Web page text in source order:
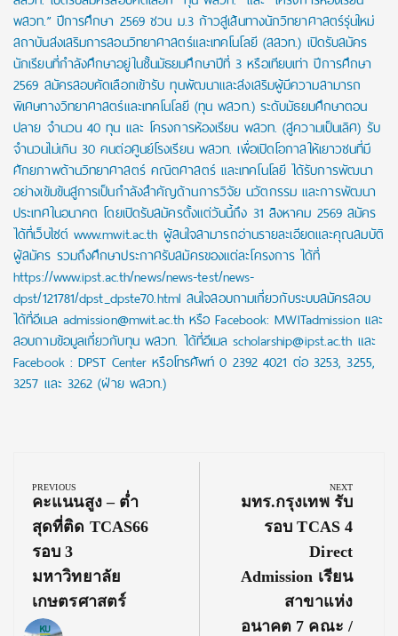
พสวท.” ปีการศึกษา 2569 ชวน ม.3 ก้าวสู่เส้นทางนักวิทยาศาสตร์รุ่นใหม่
สถาบันส่งเสริมการสอนวิทยาศาสตร์และเทคโนโลยี (สสวท.) เปิดรับสมัคร
นักเรียนที่กำลังศึกษาอยู่ในชั้นมัธยมศึกษาปีที่ 3 หรือเทียบเท่า ปีการศึกษา
2569 สมัครสอบคัดเลือกเข้ารับ ทุนพัฒนาและส่งเสริมผู้มีความสามารถ
พิเศษทางวิทยาศาสตร์และเทคโนโลยี (ทุน พสวท.) ระดับมัธยมศึกษาตอน
ปลาย จำนวน 40 ทุน และ โครงการห้องเรียน พสวท. (สู่ความเป็นเลิศ) รับ
จำนวนไม่เกิน 30 คนต่อศูนย์โรงเรียน พสวท. เพื่อเปิดโอกาสให้เยาวชนที่มี
ศักยภาพด้านวิทยาศาสตร์ คณิตศาสตร์ และเทคโนโลยี ได้รับการพัฒนา
อย่างเข้มข้นสู่การเป็นกำลังสำคัญด้านการวิจัย นวัตกรรม และการพัฒนา
ประเทศในอนาคต โดยเปิดรับสมัครตั้งแต่วันนี้ถึง 31 สิงหาคม 2569 สมัคร
ได้ที่เว็บไซต์ www.mwit.ac.th ผู้สนใจสามารถอ่านรายละเอียดและคุณสมบัติ
ผู้สมัคร รวมถึงศึกษาประกาศรับสมัครของแต่ละโครงการ ได้ที่
https://www.ipst.ac.th/news/news-test/news-
dpst/121781/dpst_dpste70.html สนใจสอบถามเกี่ยวกับระบบสมัครสอบ
ได้ที่อีเมล admission@mwit.ac.th หรือ Facebook: MWITadmission และ
สอบถามข้อมูลเกี่ยวกับทุน พสวท. ได้ที่อีเมล scholarship@ipst.ac.th และ
Facebook : DPST Center หรือโทรศัพท์ 0 2392 4021 ต่อ 3253, 3255,
3257 และ 3262 (ฝ่าย พสวท.)
navigation
PREVIOUS
Previous
Post:
คะแนนสูง – ต่ำ
สุดที่ติด TCAS66
รอบ 3
มหาวิทยาลัย
เกษตรศาสตร์
NEXT
Next
Post:
มทร.กรุงเทพ รับ
รอบ TCAS 4
Direct
Admission เรียน
สาขาแห่ง
อนาคต 7 คณะ /